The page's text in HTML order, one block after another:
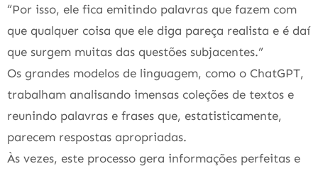
“Por isso, ele fica emitindo palavras que fazem com
que qualquer coisa que ele diga pareça realista e é daí
que surgem muitas das questões subjacentes.”
Os grandes modelos de linguagem, como o ChatGPT,
trabalham analisando imensas coleções de textos e
reunindo palavras e frases que, estatisticamente,
parecem respostas apropriadas.
Às vezes, este processo gera informações perfeitas e